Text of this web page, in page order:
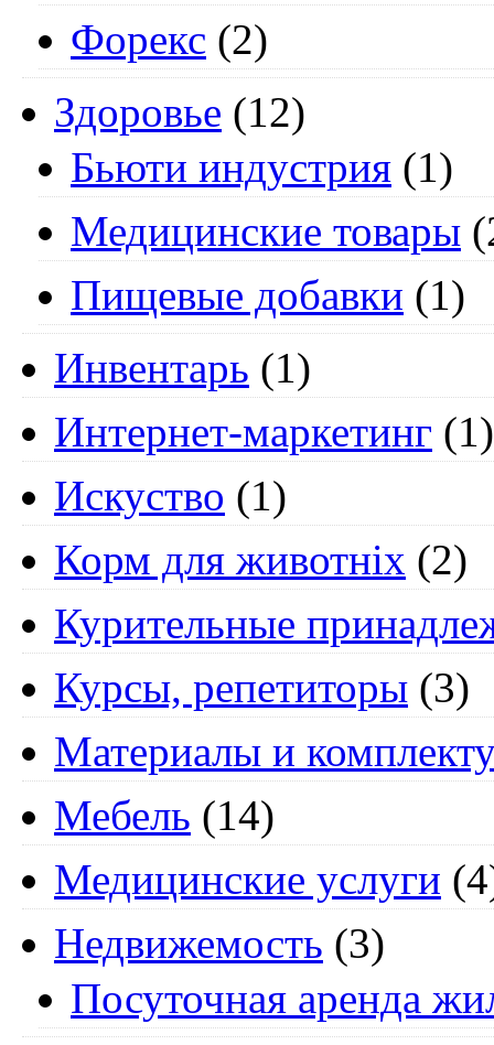
Форекс (2)
Здоровье (12)
Бьюти индустрия (1)
Медицинские товары
Пищевые добавки (1)
Инвентарь (1)
Интернет-маркетинг (1)
Искуство (1)
Корм для животніх (2)
Курительные
Курсы, репетиторы (3)
Материалы и
Мебель (14)
Медицинские услуги
Недвижемость (3)
Посуточная аренда